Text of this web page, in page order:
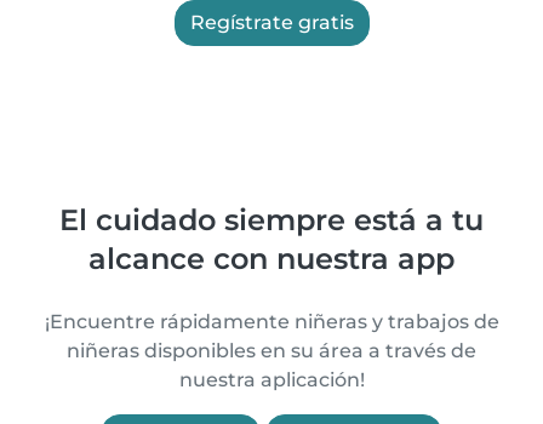
Regístrate gratis
El cuidado siempre está a tu
alcance con nuestra app
¡Encuentre rápidamente niñeras y trabajos de
niñeras disponibles en su área a través de
nuestra aplicación!